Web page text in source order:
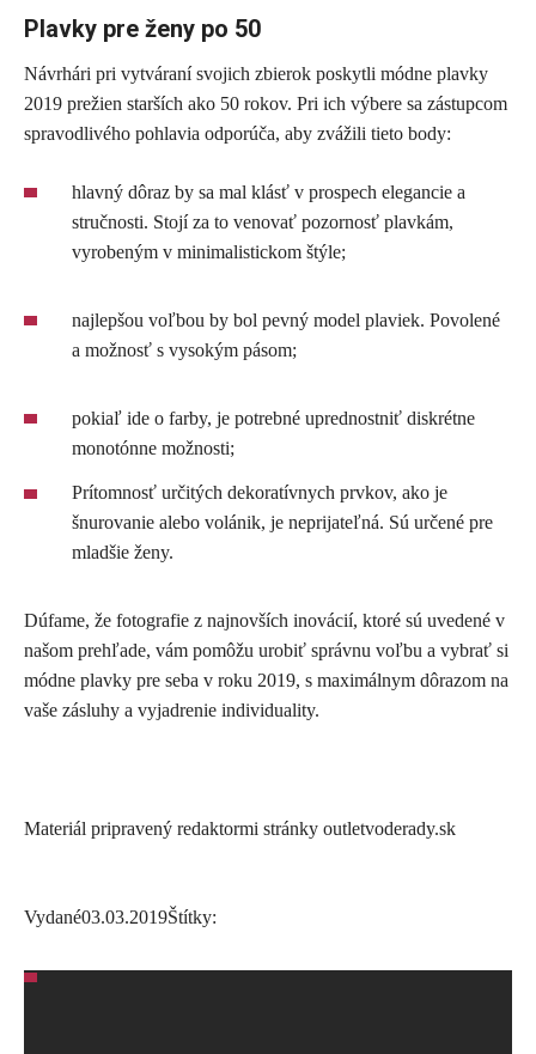
Plavky pre ženy po 50
Návrhári pri vytváraní svojich zbierok poskytli módne plavky
2019 prežien starších ako 50 rokov. Pri ich výbere sa zástupcom
spravodlivého pohlavia odporúča, aby zvážili tieto body:
hlavný dôraz by sa mal klásť v prospech elegancie a
stručnosti. Stojí za to venovať pozornosť plavkám,
vyrobeným v minimalistickom štýle;
najlepšou voľbou by bol pevný model plaviek. Povolené
a možnosť s vysokým pásom;
pokiaľ ide o farby, je potrebné uprednostniť diskrétne
monotónne možnosti;
Prítomnosť určitých dekoratívnych prvkov, ako je
šnurovanie alebo volánik, je neprijateľná. Sú určené pre
mladšie ženy.
Dúfame, že fotografie z najnovších inovácií, ktoré sú uvedené v
našom prehľade, vám pomôžu urobiť správnu voľbu a vybrať si
módne plavky pre seba v roku 2019, s maximálnym dôrazom na
vaše zásluhy a vyjadrenie individuality.
Materiál pripravený redaktormi stránky outletvoderady.sk
Vydané03.03.2019Štítky: